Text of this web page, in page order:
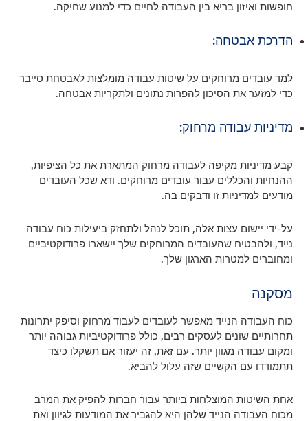
חופשות ואיזון בריא בין העבודה לחיים כדי למנוע שחיקה.
הדרכת אבטחה:
למד עובדים מרוחקים על שיטות עבודה מומלצות לאבטחת סייבר
כדי למזער את הסיכון להפרות נתונים ולתקריות אבטחה.
מדיניות עבודה מרחוק:
קבע מדיניות מקיפה לעבודה מרחוק המתארת את כל הציפיות,
ההנחיות והכללים עבור עובדים מרוחקים. ודא שכל העובדים
מודעים למדיניות זו ודבקים בה.
על-ידי יישום עצות אלה, תוכל לנהל ולתחזק ביעילות כוח עבודה
נייד, ולהבטיח שהעובדים המרוחקים שלך יישארו פרודוקטיביים
ומחוברים למטרות הארגון שלך.
מסקנה
כוח העבודה הנייד מאפשר לעובדים לעבוד מרחוק וסיפק יתרונות
תחרותיים שונים לעסקים רבים, כולל פרודוקטיביות גבוהה יותר
ומקום עבודה מגוון יותר. עם זאת, זה יעזור אם תשקלו כיצד
תתמודדו עם הקשיים שזה עלול להביא.
אחת השיטות המוצלחות ביותר עבור חברות להפיק את המרב
מכוח העבודה הנייד שלהן היא להגביר את המודעות לגיוון ואת